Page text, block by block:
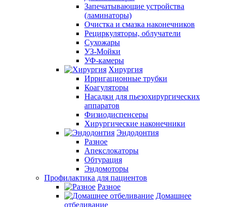
Запечатывающие устройства
(ламинаторы)
Очистка и смазка наконечников
Рециркуляторы, облучатели
Сухожары
УЗ-Мойки
УФ-камеры
Хирургия
Ирригационные трубки
Коагуляторы
Насадки для пьезохирургических
аппаратов
Физиодиспенсеры
Хирургические наконечники
Эндодонтия
Разное
Апекслокаторы
Обтурация
Эндомоторы
Профилактика для пациентов
Разное
Домашнее
отбеливание